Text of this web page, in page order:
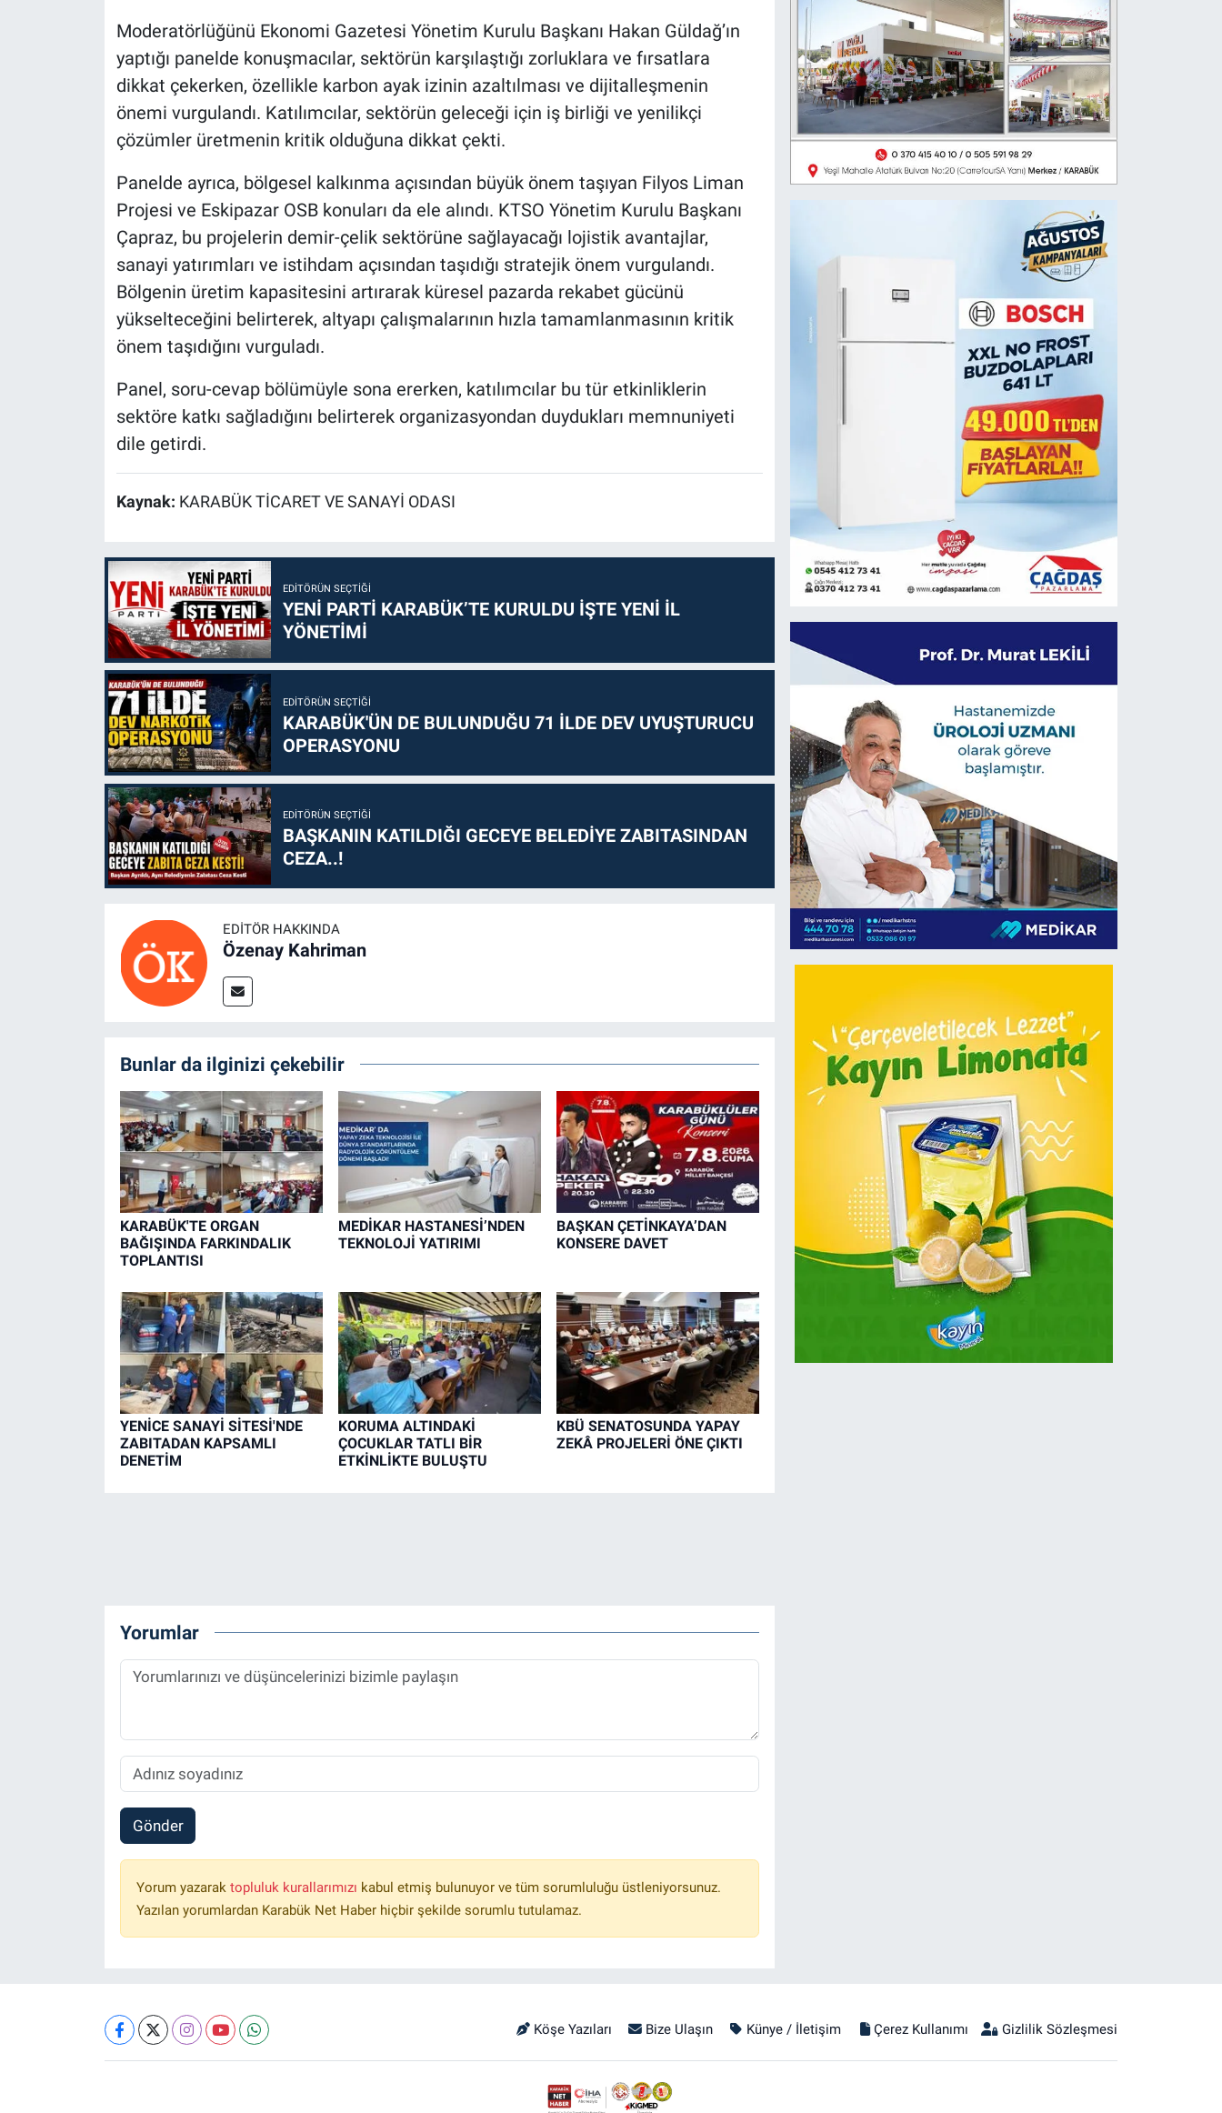
Moderatörlüğünü Ekonomi Gazetesi Yönetim Kurulu Başkanı Hakan Güldağ’ın
yaptığı panelde konuşmacılar, sektörün karşılaştığı zorluklara ve fırsatlara
dikkat çekerken, özellikle karbon ayak izinin azaltılması ve dijitalleşmenin
önemi vurgulandı. Katılımcılar, sektörün geleceği için iş birliği ve yenilikçi
çözümler üretmenin kritik olduğuna dikkat çekti.
Panelde ayrıca, bölgesel kalkınma açısından büyük önem taşıyan Filyos Liman
Projesi ve Eskipazar OSB konuları da ele alındı. KTSO Yönetim Kurulu Başkanı
Çapraz, bu projelerin demir-çelik sektörüne sağlayacağı lojistik avantajlar,
sanayi yatırımları ve istihdam açısından taşıdığı stratejik önem vurgulandı.
Bölgenin üretim kapasitesini artırarak küresel pazarda rekabet gücünü
yükselteceğini belirterek, altyapı çalışmalarının hızla tamamlanmasının kritik
önem taşıdığını vurguladı.
Panel, soru-cevap bölümüyle sona ererken, katılımcılar bu tür etkinliklerin
sektöre katkı sağladığını belirterek organizasyondan duydukları memnuniyeti
dile getirdi.
Kaynak: KARABÜK TİCARET VE SANAYİ ODASI
EDITÖRÜN SEÇTIĞI
YENİ PARTİ KARABÜK’TE KURULDU İŞTE YENİ İL
YÖNETİMİ
EDITÖRÜN SEÇTIĞI
KARABÜK'ÜN DE BULUNDUĞU 71 İLDE DEV UYUŞTURUCU
OPERASYONU
EDITÖRÜN SEÇTIĞI
BAŞKANIN KATILDIĞI GECEYE BELEDİYE ZABITASINDAN
CEZA..!
EDITÖR HAKKINDA
Özenay Kahriman
Bunlar da ilginizi çekebilir
KARABÜK'TE ORGAN
BAĞIŞINDA FARKINDALIK
TOPLANTISI
MEDİKAR HASTANESİ’NDEN
TEKNOLOJİ YATIRIMI
BAŞKAN ÇETİNKAYA’DAN
KONSERE DAVET
YENİCE SANAYİ SİTESİ'NDE
ZABITADAN KAPSAMLI
DENETİM
KORUMA ALTINDAKİ
ÇOCUKLAR TATLI BİR
ETKİNLİKTE BULUŞTU
KBÜ SENATOSUNDA YAPAY
ZEKÂ PROJELERİ ÖNE ÇIKTI
Yorumlar
Gönder
Yorum yazarak topluluk kurallarımızı kabul etmiş bulunuyor ve tüm sorumluluğu üstleniyorsunuz.
Yazılan yorumlardan Karabük Net Haber hiçbir şekilde sorumlu tutulamaz.
Köşe Yazıları Bize Ulaşın Künye / İletişim Çerez Kullanımı Gizlilik Sözleşmesi